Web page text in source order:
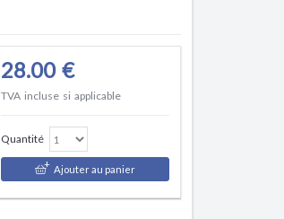
28.00 €
TVA incluse si applicable
Quantité
Ajouter au panier